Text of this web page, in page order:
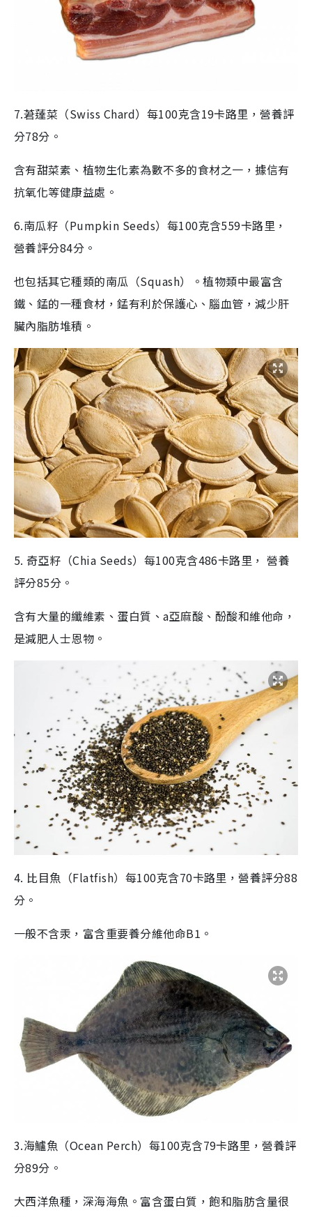
7.莙薘菜（Swiss Chard）每100克含19卡路里，營養評
分78分。
含有甜菜素、植物生化素為數不多的食材之一，據信有
抗氧化等健康益處。
6.南瓜籽（Pumpkin Seeds）每100克含559卡路里，
營養評分84分。
也包括其它種類的南瓜（Squash）。植物類中最富含
鐵、錳的一種食材，錳有利於保護心、腦血管，減少肝
臟內脂肪堆積。
5. 奇亞籽（Chia Seeds）每100克含486卡路里， 營養
評分85分。
含有大量的纖維素、蛋白質、a亞麻酸、酚酸和維他命，
是減肥人士恩物。
4. 比目魚（Flatfish）每100克含70卡路里，營養評分88
分。
一般不含汞，富含重要養分維他命B1。
3.海鱸魚（Ocean Perch）每100克含79卡路里，營養評
分89分。
大西洋魚種，深海海魚。富含蛋白質，飽和脂肪含量很